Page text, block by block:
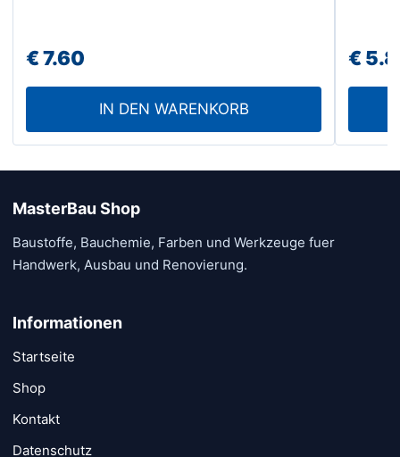
€7.60
IN DEN WARENKORB
€
MasterBau Shop
Baustoffe, Bauchemie, Farben und Werkzeuge fuer
Handwerk, Ausbau und Renovierung.
Informationen
Startseite
Shop
Kontakt
Datenschutz